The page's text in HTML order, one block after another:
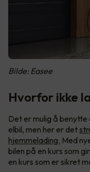
Bilde: Easee
Hvorfor ikke
Det er mulig å
elbil, men her er det
hjemmelading. Med
bilen på en kurs som
en kurs som er sikret